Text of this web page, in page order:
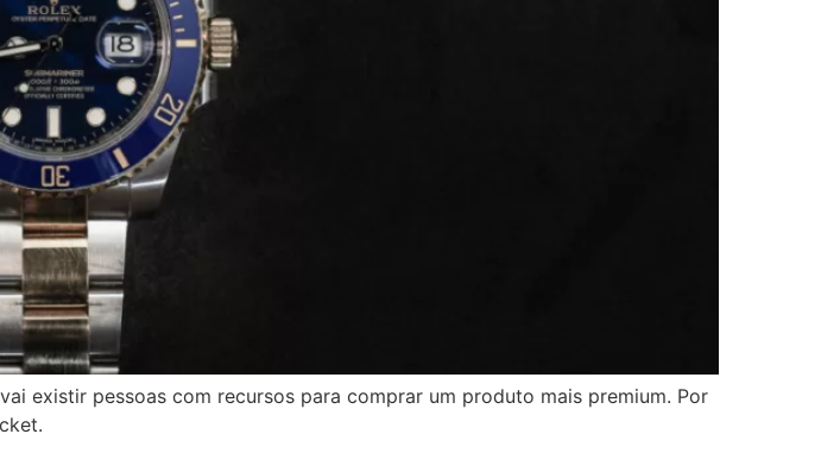
existir pessoas com recursos para comprar um produto mais premium. Por